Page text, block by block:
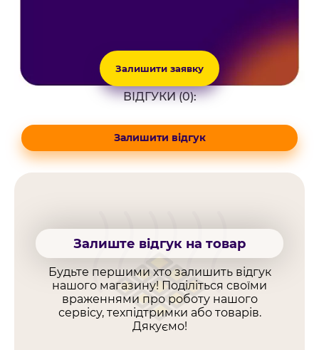
Залишити заявку
ВІДГУКИ (0):
Залишити відгук
Залиште відгук на товар
Будьте першими хто залишить відгук
нашого магазину! Поділіться своїми
враженнями про роботу нашого
сервісу, техпідтримки або товарів.
Дякуємо!